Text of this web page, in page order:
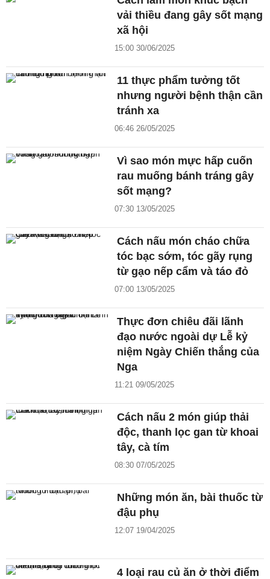
vải thiều đang gây sốt mạng
xã hội
15:00 30/06/2025
11 thực phẩm tưởng tốt
nhưng người bệnh thận cần
tránh xa
06:46 26/05/2025
Vì sao món mực hấp cuốn
rau muống bánh tráng gây
sốt mạng?
07:30 13/05/2025
Cách nấu món cháo chữa
tóc bạc sớm, tóc gãy rụng
từ gạo nếp cẩm và táo đỏ
07:00 13/05/2025
Thực đơn chiêu đãi lãnh
đạo nước ngoài dự Lễ kỷ
niệm Ngày Chiến thắng của
Nga
11:21 09/05/2025
Cách nấu 2 món giúp thải
độc, thanh lọc gan từ khoai
tây, cà tím
08:30 07/05/2025
Những món ăn, bài thuốc từ
đậu phụ
12:07 19/04/2025
4 loại rau củ ăn ở thời điểm